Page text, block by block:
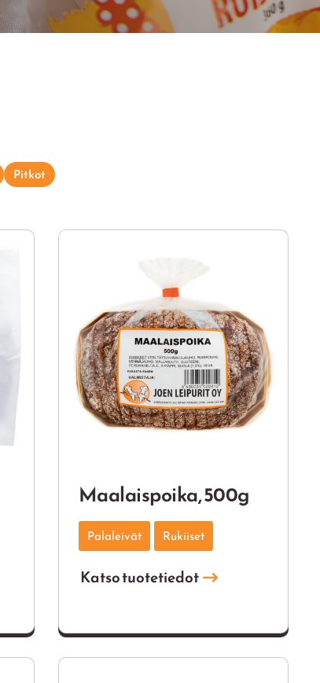
Pitkot
Maalaispoika, 500g
Palaleivät Rukiiset
Katso tuotetiedot